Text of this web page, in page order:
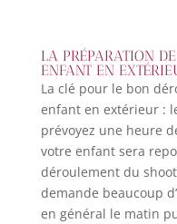
LA PRÉPARATION
ENFANT EN
La clé pour le bon
enfant en extérieur :
prévoyez une heure
votre enfant sera
déroulement du
demande beaucoup
en général le matin